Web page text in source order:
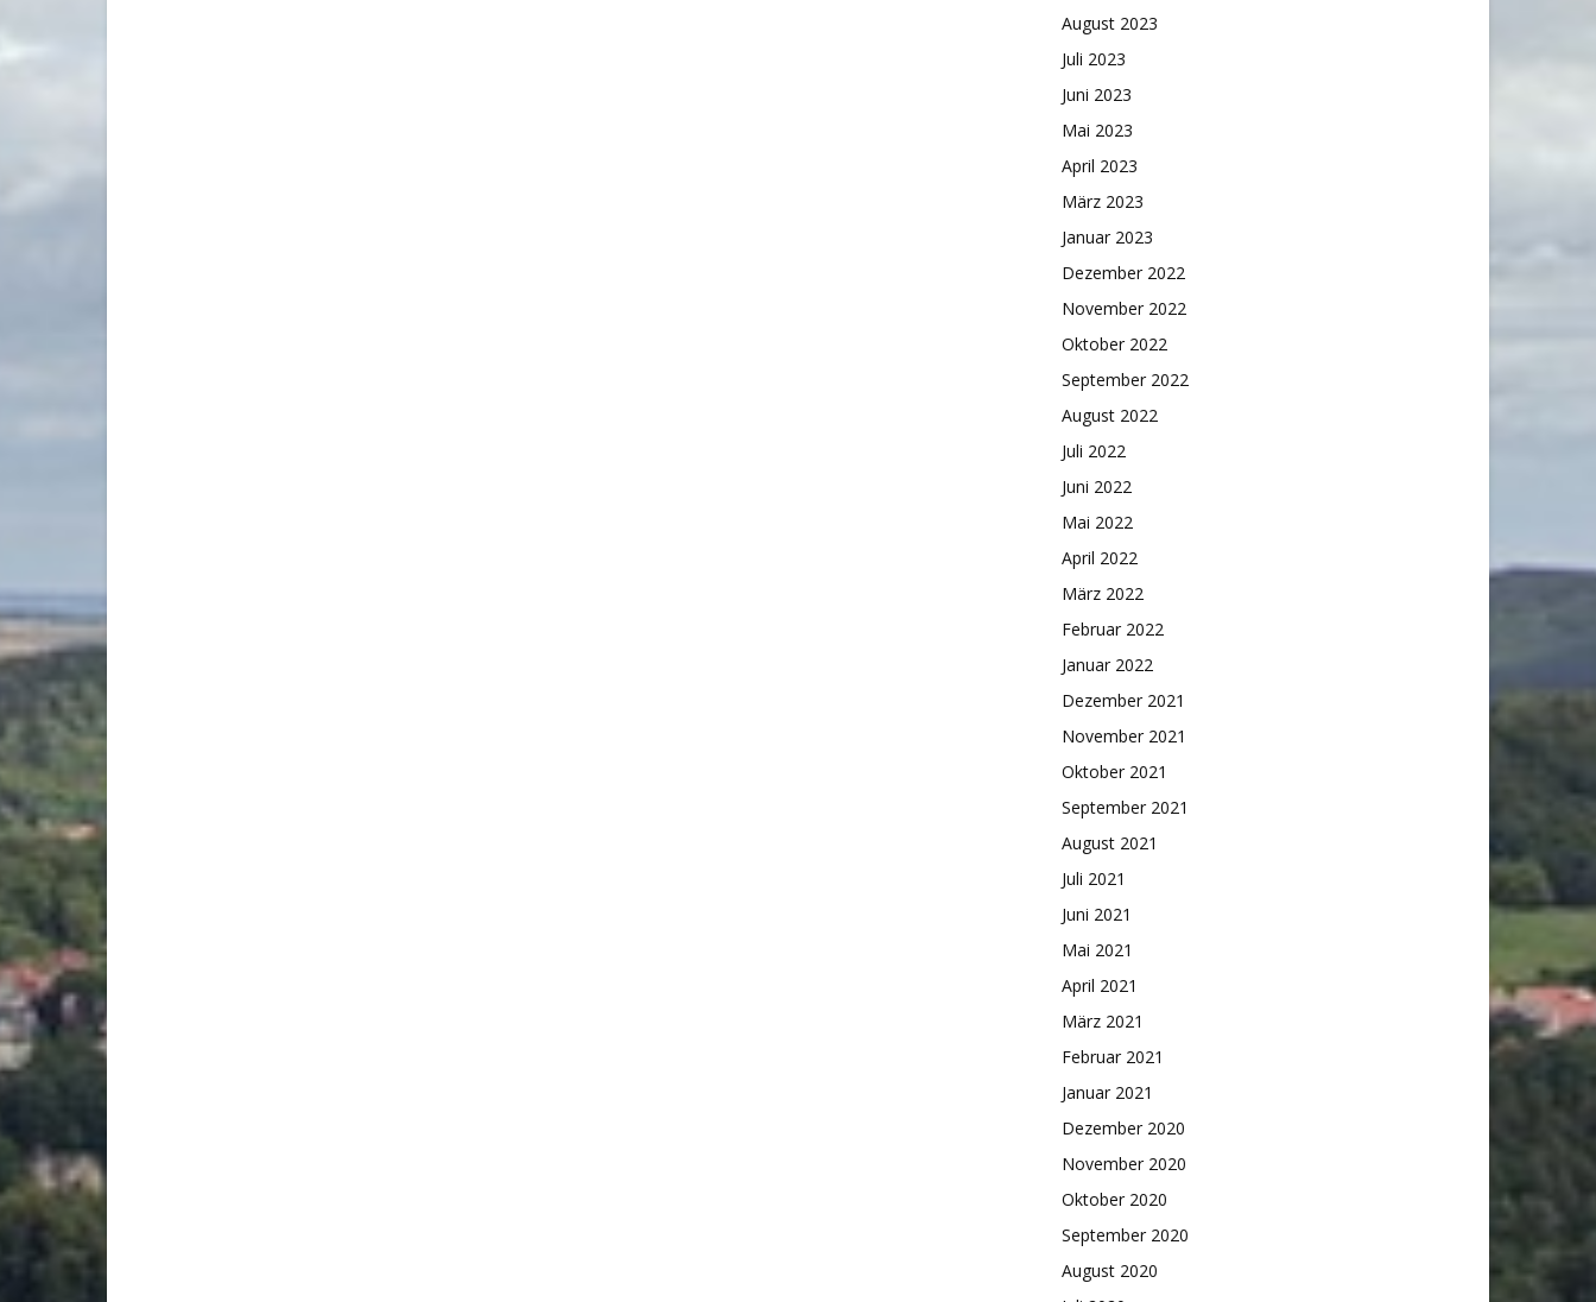
August 2023
Juli 2023
Juni 2023
Mai 2023
April 2023
März 2023
Januar 2023
Dezember 2022
November 2022
Oktober 2022
September 2022
August 2022
Juli 2022
Juni 2022
Mai 2022
April 2022
März 2022
Februar 2022
Januar 2022
Dezember 2021
November 2021
Oktober 2021
September 2021
August 2021
Juli 2021
Juni 2021
Mai 2021
April 2021
März 2021
Februar 2021
Januar 2021
Dezember 2020
November 2020
Oktober 2020
September 2020
August 2020